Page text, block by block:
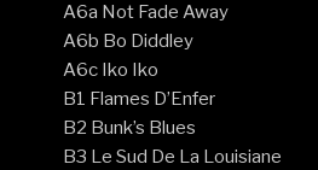
A6a Not Fade Away
A6b Bo Diddley
A6c Iko Iko
B1 Flames D’Enfer
B2 Bunk’s Blues
B3 Le Sud De La Louisiane